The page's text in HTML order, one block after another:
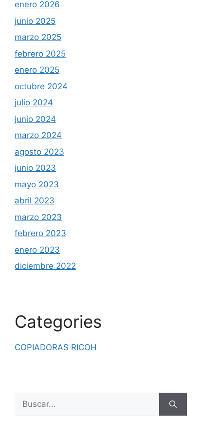
enero 2026
junio 2025
marzo 2025
febrero 2025
enero 2025
octubre 2024
julio 2024
junio 2024
marzo 2024
agosto 2023
junio 2023
mayo 2023
abril 2023
marzo 2023
febrero 2023
enero 2023
diciembre 2022
Categories
COPIADORAS RICOH